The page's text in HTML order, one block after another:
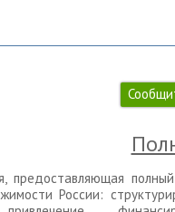
предоставляющая
России: